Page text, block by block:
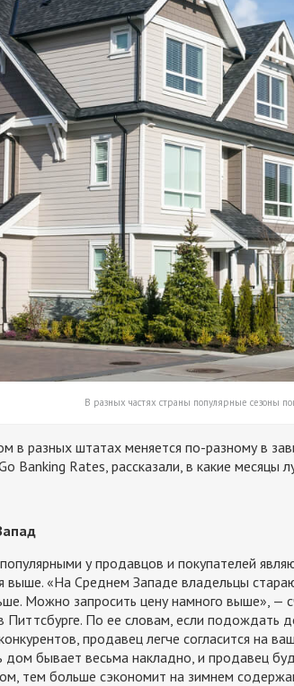
В разных частях страны популярные сезоны
в разных штатах меняется по-разному в
Banking Rates, рассказали, в какие месяцы
у продавцов и покупателей
выше. «На Среднем Западе владельцы
Можно запросить цену намного выше», —
Питтсбурге. По ее словам, если подождать
продавец легче согласится на
дом бывает весьма накладно, и продавец
тем больше сэкономит на зимнем